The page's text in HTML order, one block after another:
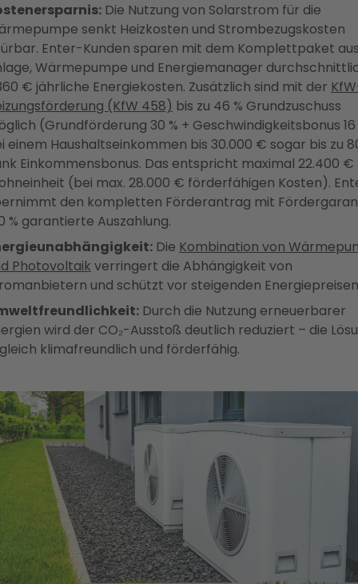
Die Nutzung von Solarstrom für die
senkt Heizkosten und Strombezugskosten
Enter-Kunden sparen mit dem Komplettpaket
Wärmepumpe und Energiemanager
€ jährliche Energiekosten. Zusätzlich sind mit der
(KfW 458) bis zu 46 % Grundzuschuss
(Grundförderung 30 % + Geschwindigkeitsbonus 16
einem Haushaltseinkommen bis 30.000 € sogar bis zu
Einkommensbonus. Das entspricht maximal 22.400
(bei max. 28.000 € förderfähigen Kosten).
den kompletten Förderantrag mit
% garantierte Auszahlung.
Die Kombination von
Photovoltaik verringert die Abhängigkeit von
und schützt vor steigenden
Durch die Nutzung erneuerbarer
wird der CO₂-Ausstoß deutlich reduziert – die
klimafreundlich und förderfähig.